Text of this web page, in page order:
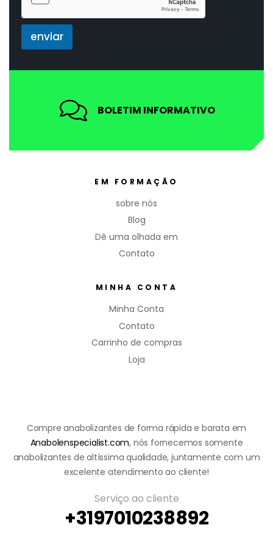
Compre anabolizantes de forma rápida e barata em
Anabolenspecialist.com, nós fornecemos somente
anabolizantes de altíssima qualidade, juntamente com um
excelente atendimento ao cliente!
Serviço ao cliente
+3197010238892
enviar
BOLETIM INFORMATIVO
EM FORMAÇÃO
sobre nós
Blog
Dê uma olhada em
Contato
MINHA CONTA
Minha Conta
Contato
Carrinho de compras
Loja